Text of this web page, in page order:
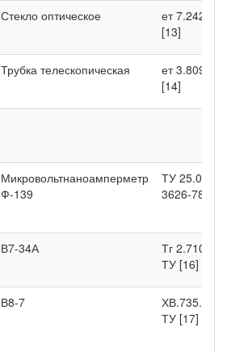
Стекло оптическое
ет 7.242.005
[13]
Трубка телескопическая
ет 3.809.003
[14]
Микровольтнаноамперметр
Ф-139
ТУ 25.04-
3626-78 [15]
В7-34А
Тг 2.710.010
ТУ [16]
В8-7
ХВ.735.005
ТУ [17]